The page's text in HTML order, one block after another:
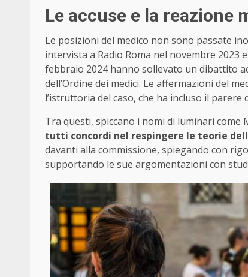
Le accuse e la reazione
Le posizioni del medico non sono passate
intervista a Radio Roma nel novembre
febbraio 2024 hanno sollevato un dibattito
dell’Ordine dei medici. Le affermazioni del
l’istruttoria del caso, che ha incluso il parere
Tra questi, spiccano i nomi di luminari
tutti concordi nel respingere le teorie
davanti alla commissione, spiegando con
supportando le sue argomentazioni con